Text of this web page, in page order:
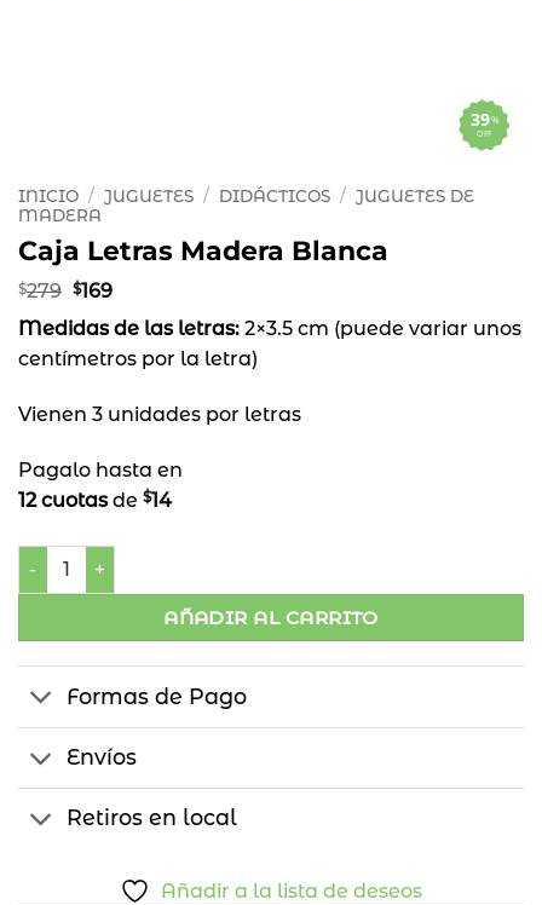
%
OFF
39
INICIO / JUGUETES / DIDÁCTICOS / JUGUETES DE
MADERA
Caja Letras Madera Blanca
$279 El
original
era:
$279.
$169El
actual
$169.
Medidas de las letras: 2×3.5 cm (puede variar unos
centímetros por la letra)
Vienen 3 unidades por letras
Pagalo hasta en
12 cuotasde $14
Caja Letras Madera Blanca cantidad
AÑADIR AL CARRITO
Formas de Pago
Envíos
Retiros en local
Añadir a la lista de deseos